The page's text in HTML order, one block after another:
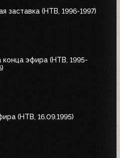
заставка (НТВ, 1996-1997)
конца эфира (НТВ, 1995-
(НТВ, 16.09.1995)